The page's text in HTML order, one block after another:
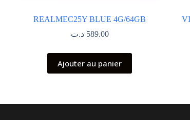
REALMEC25Y BLUE 4G/64GB
589.00 د.ت
Ajouter au panier